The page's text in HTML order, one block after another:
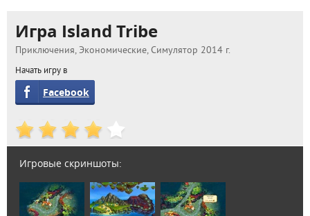
Игра Island Tribe
Приключения, Экономические, Симулятор 2014 г.
Начать игру в
Facebook
Игровые скриншоты: